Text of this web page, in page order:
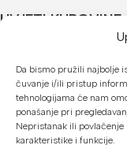
Da bismo pružili najbolje
čuvanje i/ili pristup
tehnologijama će nam
ponašanje pri
Nepristanak ili
karakteristike i funkcije.
UVJETI KUPOVINE
U našoj web trgovini
Kreditnim